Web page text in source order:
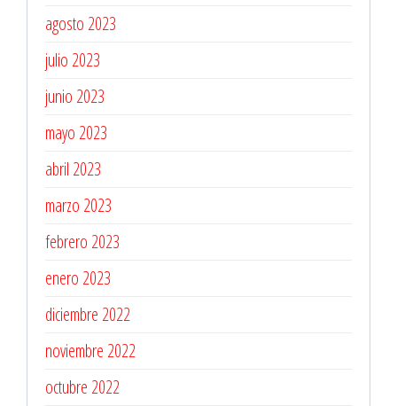
agosto 2023
julio 2023
junio 2023
mayo 2023
abril 2023
marzo 2023
febrero 2023
enero 2023
diciembre 2022
noviembre 2022
octubre 2022